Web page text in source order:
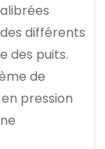
différents
des puits.
de
pression